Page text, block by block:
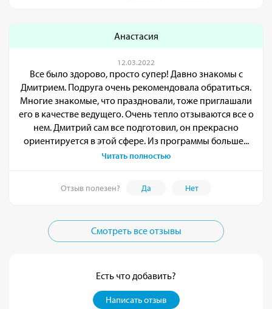
Анастасия
12.03.2022
Все было здорово, просто супер! Давно знакомы с
Дмитрием. Подруга очень рекомендовала обратиться.
Многие знакомые, что праздновали, тоже приглашали
его в качестве ведущего. Очень тепло отзываются все о
нем. Дмитрий сам все подготовил, он прекрасно
ориентируется в этой сфере. Из программы больше...
Читать полностью
Отзыв полезен? Да Нет
Смотреть все отзывы
Есть что добавить?
Написать отзыв